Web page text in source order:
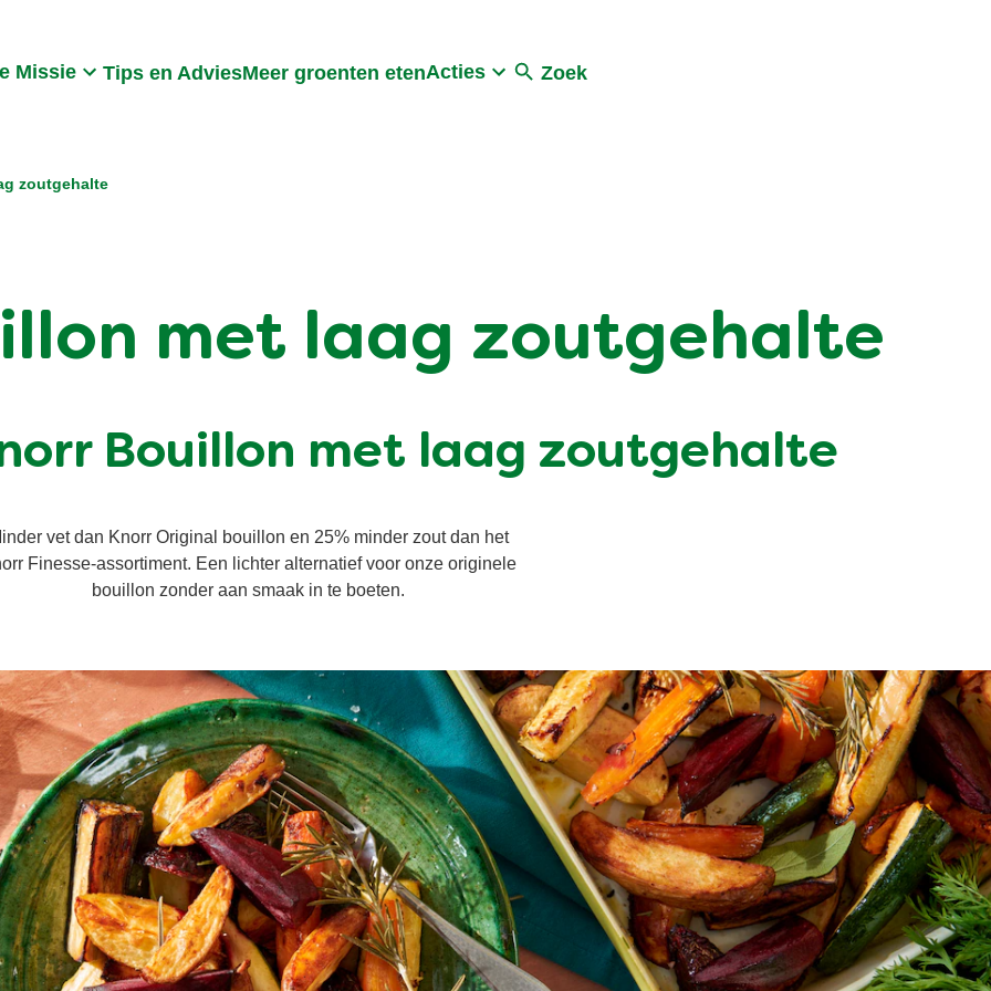
Missie Tips en AdviesMeer groenten etenActies Zoek
zoutgehalte
met laag zoutgehalte
Bouillon met laag zoutgehalte
vet dan Knorr Original bouillon en 25% minder zout dan het
Finesse-assortiment. Een lichter alternatief voor onze originele
bouillon zonder aan smaak in te boeten.